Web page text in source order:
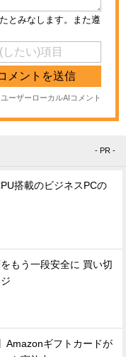
- PR -
搭載のビジネスPCの
もう一段安全に 買い切
Amazonギフトカードが